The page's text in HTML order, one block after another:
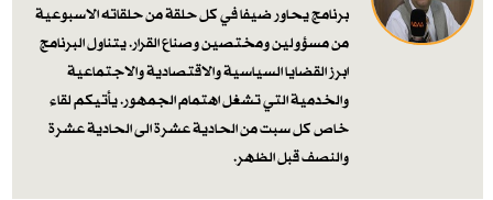
برنامج يحاور ضيفا في كل حلقة من حلقاته الاسبوعية
من مسؤولين ومختصين وصناع القرار. يتناول البرنامج
ابرز القضايا السياسية والاقتصادية والاجتماعية
والخدمية التي تشغل اهتمام الجمهور. يأتيكم لقاء
خاص كل سبت من الحادية عشرة الى الحادية عشرة
والنصف قبل الظهر.